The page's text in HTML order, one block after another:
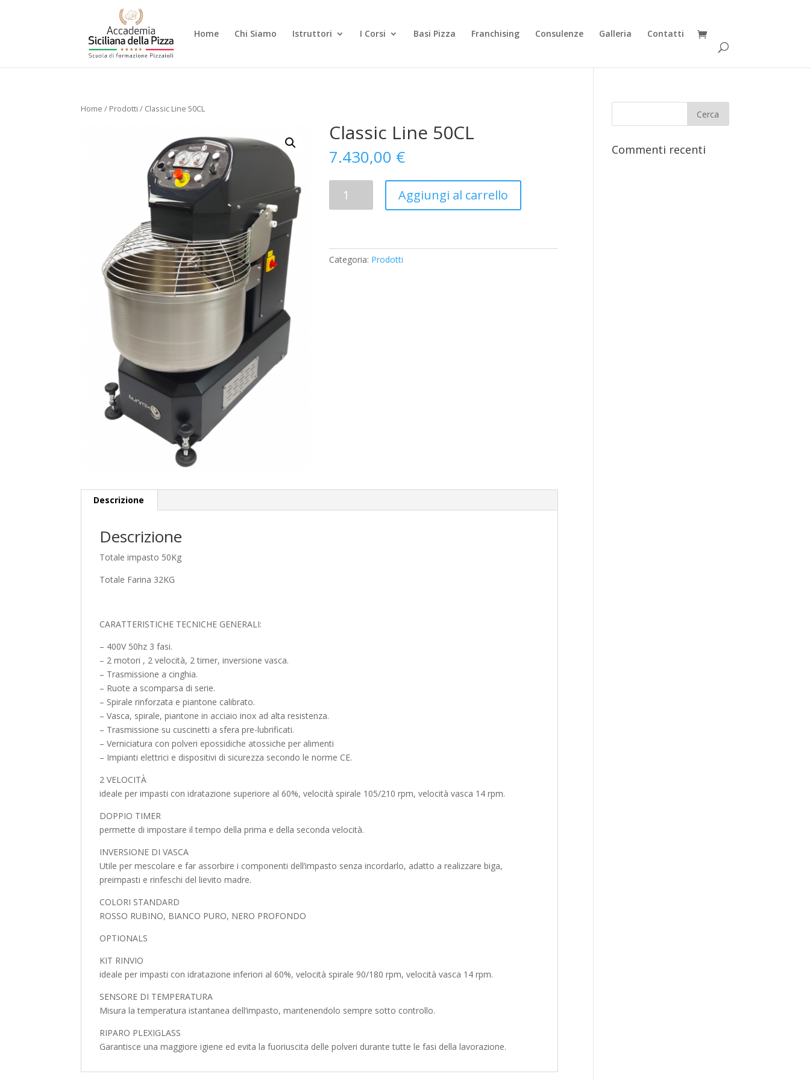
Home Chi Siamo Istruttori I Corsi Basi Pizza Franchising Consulenze Galleria Contatti
Home / Prodotti / Classic Line 50CL
Classic Line 50CL
7.430,00 €
Aggiungi al carrello
Categoria: Prodotti
Descrizione
Descrizione
Totale impasto 50Kg
Totale Farina 32KG
CARATTERISTICHE TECNICHE GENERALI:
– 400V 50hz 3 fasi.
– 2 motori , 2 velocità, 2 timer, inversione vasca.
– Trasmissione a cinghia.
– Ruote a scomparsa di serie.
– Spirale rinforzata e piantone calibrato.
– Vasca, spirale, piantone in acciaio inox ad alta resistenza.
– Trasmissione su cuscinetti a sfera pre-lubrificati.
– Verniciatura con polveri epossidiche atossiche per alimenti
– Impianti elettrici e dispositivi di sicurezza secondo le norme CE.
2 VELOCITÀ
ideale per impasti con idratazione superiore al 60%, velocità spirale 105/210 rpm, velocità vasca 14 rpm.
DOPPIO TIMER
permette di impostare il tempo della prima e della seconda velocità.
INVERSIONE DI VASCA
Utile per mescolare e far assorbire i componenti dell’impasto senza incordarlo, adatto a realizzare biga,
preimpasti e rinfeschi del lievito madre.
COLORI STANDARD
ROSSO RUBINO, BIANCO PURO, NERO PROFONDO
OPTIONALS
KIT RINVIO
ideale per impasti con idratazione inferiori al 60%, velocità spirale 90/180 rpm, velocità vasca 14 rpm.
SENSORE DI TEMPERATURA
Misura la temperatura istantanea dell’impasto, mantenendolo sempre sotto controllo.
RIPARO PLEXIGLASS
Garantisce una maggiore igiene ed evita la fuoriuscita delle polveri durante tutte le fasi della lavorazione.
Commenti recenti